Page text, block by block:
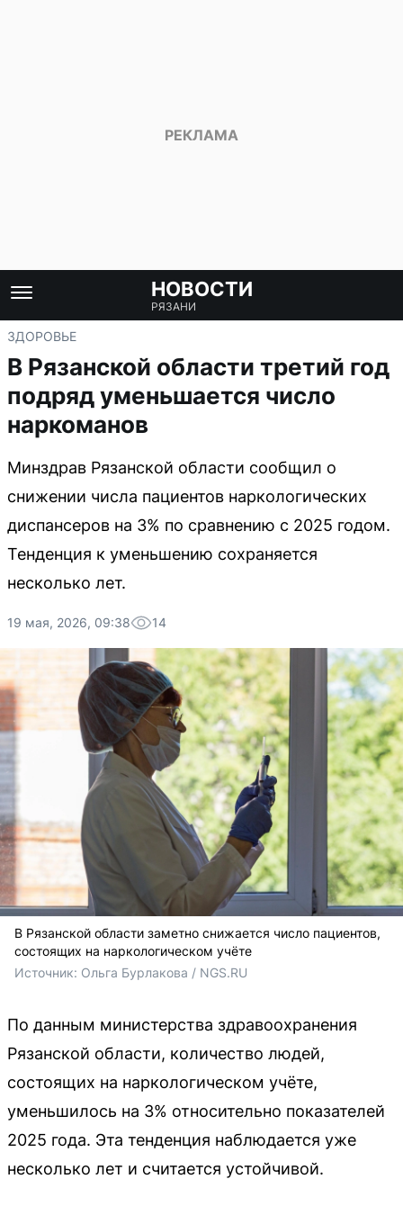
НОВОСТИ
РЯЗАНИ
ЗДОРОВЬЕ
В Рязанской области третий год
подряд уменьшается число
наркоманов
Минздрав Рязанской области сообщил о
снижении числа пациентов наркологических
диспансеров на 3% по сравнению с 2025 годом.
Тенденция к уменьшению сохраняется
несколько лет.
19 мая, 2026, 09:38 14
В Рязанской области заметно снижается число пациентов,
состоящих на наркологическом учёте
Источник: Ольга Бурлакова / NGS.RU
По данным министерства здравоохранения
Рязанской области, количество людей,
состоящих на наркологическом учёте,
уменьшилось на 3% относительно показателей
2025 года. Эта тенденция наблюдается уже
несколько лет и считается устойчивой.